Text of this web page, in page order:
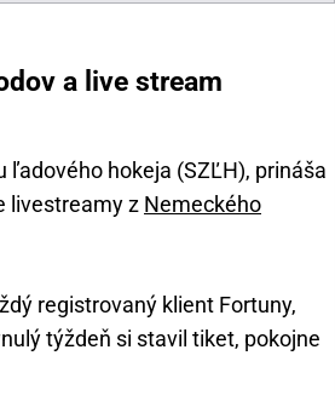
a live stream
ľadového hokeja (SZĽH), prináša
livestreamy z Nemeckého
registrovaný klient Fortuny,
týždeň si stavil tiket, pokojne